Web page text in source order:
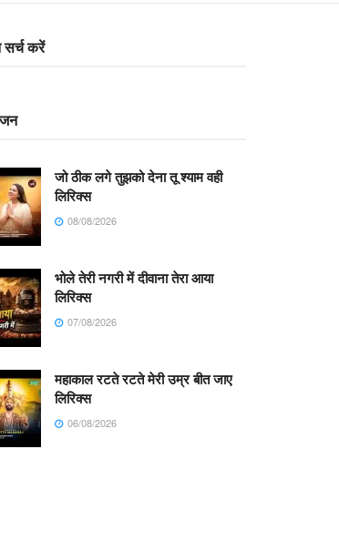
सर्च करें
जो ठीक लगे तुझको देना तू श्याम वही
लिरिक्स
08/08/2026
भोले तेरी नगरी में दीवाना तेरा आया
लिरिक्स
07/08/2026
महाकाल रटते रटते मेरी उम्र बीत जाए
लिरिक्स
06/08/2026